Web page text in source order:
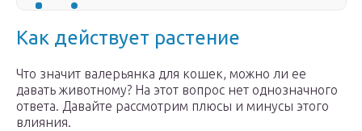
Как действует растение
Что значит валерьянка для кошек, можно ли ее
давать животному? На этот вопрос нет однозначного
ответа. Давайте рассмотрим плюсы и минусы этого
влияния.